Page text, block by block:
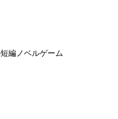
編ノベルゲーム